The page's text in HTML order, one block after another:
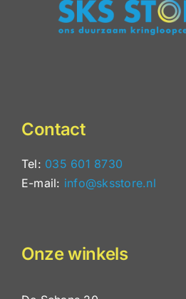
Contact
Tel: 035 601 8730
E-mail: info@sksstore.nl
Onze winkels